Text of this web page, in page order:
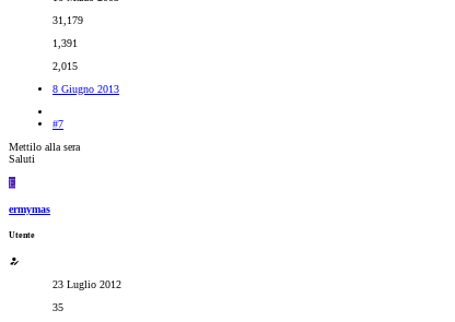
31,179
1,391
2,015
8 Giugno 2013
#7
Mettilo alla sera
Saluti
E
ermymas
Utente
23 Luglio 2012
35